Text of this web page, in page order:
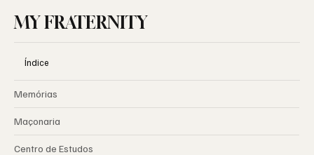
MY FRATERNITY
Índice
Memórias
Maçonaria
Centro de Estudos